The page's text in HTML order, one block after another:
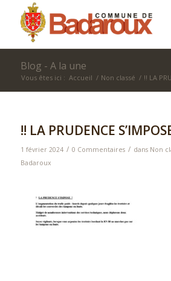
Blog - A la une
Vous êtes ici : Accueil / Non classé / !! LA
!! LA PRUDENCE
1 février 2024 / 0 Commentaires / dans Non
Badaroux